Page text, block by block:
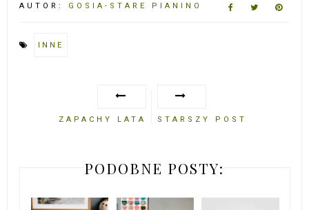
AUTOR: GOSIA-STARE PIANINO
INNE
ZAPACHY LATA STARSZY POST
PODOBNE POSTY: